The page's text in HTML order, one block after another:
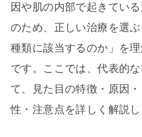
因や肌の内部で起きてい
のため、正しい治療を選
種類に該当するのか」を
です。ここでは、代表的
て、見た目の特徴・原因
性・注意点を詳しく解説し